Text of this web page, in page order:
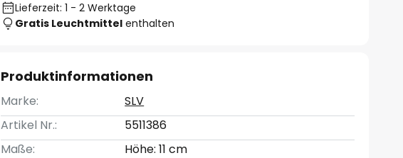
Lieferzeit: 1 - 2 Werktage
Gratis Leuchtmittel enthalten
Produktinformationen
Marke:
SLV
Artikel Nr.:
5511386
Maße:
Höhe: 11 cm